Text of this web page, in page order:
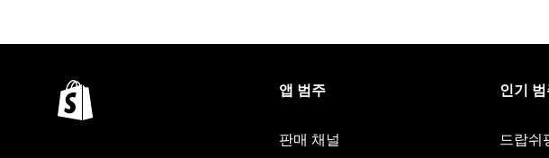
앱 범주
판매 채널
인기
드랍쉬